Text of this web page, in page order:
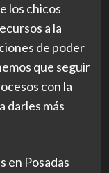
los chicos
a la
de poder
que seguir
con la
darles más
en Posadas